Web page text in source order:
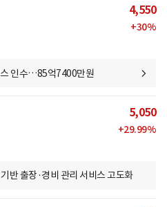
4,550
+30%
인수…85억7400만원
5,050
+29.99%
반 출장·경비 관리 서비스 고도화